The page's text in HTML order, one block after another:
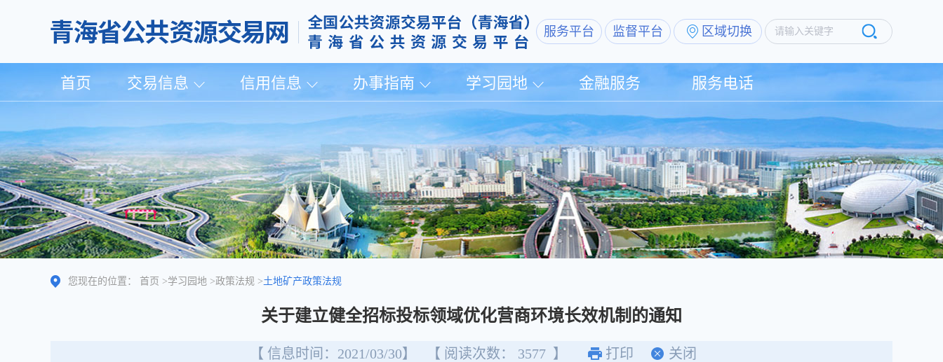
服务平台 监督平台 区域切换 请输入关键字
首页 交易信息 信用信息 办事指南 学习园地 金融服务 服务电话
您现在的位置： 首页 >学习园地 >政策法规 >土地矿产政策法规
关于建立健全招标投标领域优化营商环境长效机制的通知
【 信息时间：2021/03/30】 【 阅读次数： 3577 】 打印 关闭